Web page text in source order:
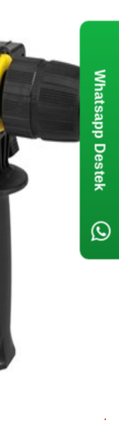
Whatsapp Destek